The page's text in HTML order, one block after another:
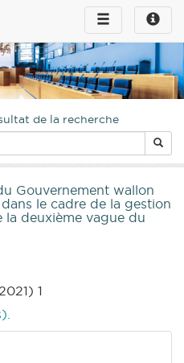
Toggle
infos
Toggle
navigation
de la recherche
Gouvernement wallon
le cadre de la gestion
la deuxième vague du
1